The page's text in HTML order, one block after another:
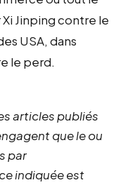
Jinping contre le
USA, dans
le perd.
articles publiés
que le ou
par
indiquée est